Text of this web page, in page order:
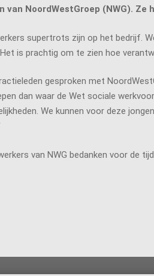
van NoordWestGroep (NWG).
supertrots zijn op het bedrijf.
is prachtig om te zien hoe
gesproken met
dan waar de Wet sociale
We kunnen voor deze
van NWG bedanken voor de